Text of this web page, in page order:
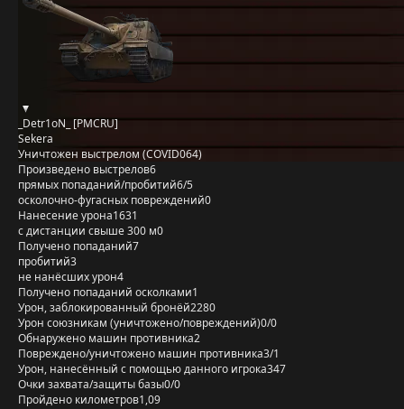
_Detr1oN_ [PMCRU]
Sekera
Уничтожен выстрелом (COVID064)
Произведено выстрелов6
прямых попаданий/пробитий6/5
осколочно-фугасных повреждений0
Нанесение урона1631
с дистанции свыше 300 м0
Получено попаданий7
пробитий3
не нанёсших урон4
Получено попаданий осколками1
Урон, заблокированный бронёй2280
Урон союзникам (уничтожено/повреждений)0/0
Обнаружено машин противника2
Повреждено/уничтожено машин противника3/1
Урон, нанесённый с помощью данного игрока347
Очки захвата/защиты базы0/0
Пройдено километров1,09